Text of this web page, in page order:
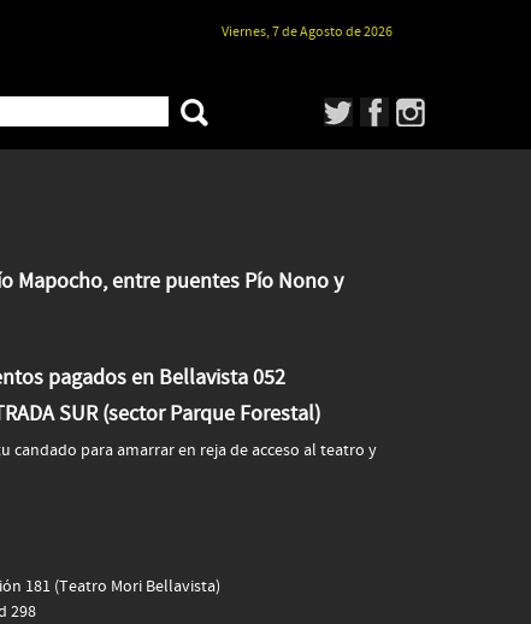
Viernes, 7 de Agosto de 2026
Mapocho, entre puentes Pío Nono y
pagados en Bellavista 052
SUR (sector Parque Forestal)
candado para amarrar en reja de acceso al teatro y
181 (Teatro Mori Bellavista)
298